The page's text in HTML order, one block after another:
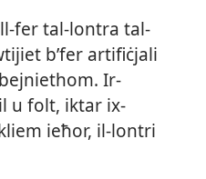
​fer tal-​lontra tal-​
b’fer artifiċjali
Ir-​
u folt, iktar ix-​
ieħor, il-​lontri